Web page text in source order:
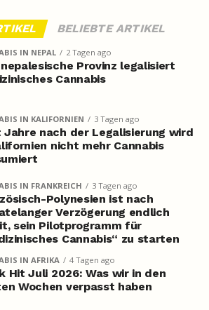
BELIEBTE ARTIKEL
IN NEPAL 2 Tagen ago
nepalesische Provinz legalisiert
Cannabis
IN KALIFORNIEN 3 Tagen ago
Jahre nach der Legalisierung wird
nicht mehr Cannabis
IN FRANKREICH 3 Tagen ago
Polynesien ist nach
Verzögerung endlich
sein Pilotprogramm für
Cannabis“ zu starten
IN AFRIKA 4 Tagen ago
Hit Juli 2026: Was wir in den
Wochen verpasst haben